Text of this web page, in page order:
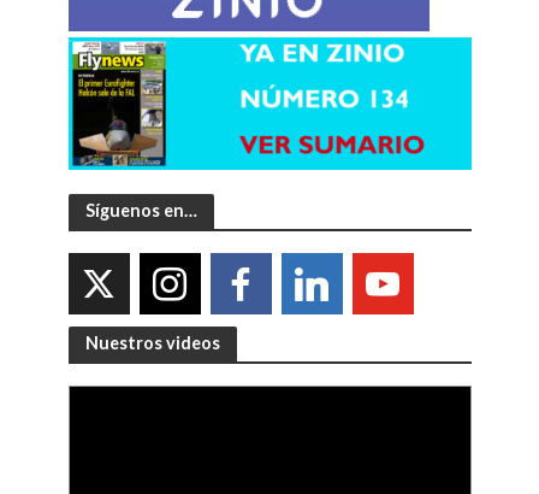
Síguenos en…
Nuestros videos